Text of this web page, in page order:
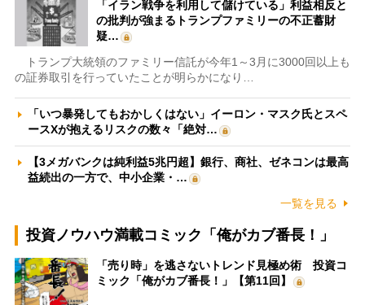
「イラン戦争を利用して儲けている」利益相反と
の批判が強まるトランプファミリーの不正蓄財
疑…
トランプ大統領のファミリー信託が今年1～3月に3000回以上も
の証券取引を行っていたことが明らかになり…
「いつ暴発してもおかしくはない」イーロン・マスク氏とスペ
ースXが抱えるリスクの数々「絶対…
【3メガバンクは純利益5兆円超】銀行、商社、ゼネコンは最高
益続出の一方で、中小企業・…
一覧を見る
投資ノウハウ満載コミック「俺がカブ番長！」
「売り時」を逃さないトレンド見極め術 投資コ
ミック「俺がカブ番長！」【第11回】